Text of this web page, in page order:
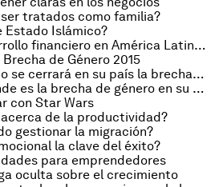
tratados como familia?
Estado Islámico?
Promoción del desarrollo financiero en América Latina y el Caribe
de Género 2015
Calculadora: ¿cuando se cerrará en su país la brecha de género?
Mapa: ¿Qué tan grande es la brecha de género en su país?
con Star Wars
de la productividad?
gestionar la migración?
la clave del éxito?
para emprendedores
oculta sobre el crecimiento